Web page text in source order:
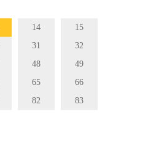
14
15
31
32
48
49
65
66
82
83